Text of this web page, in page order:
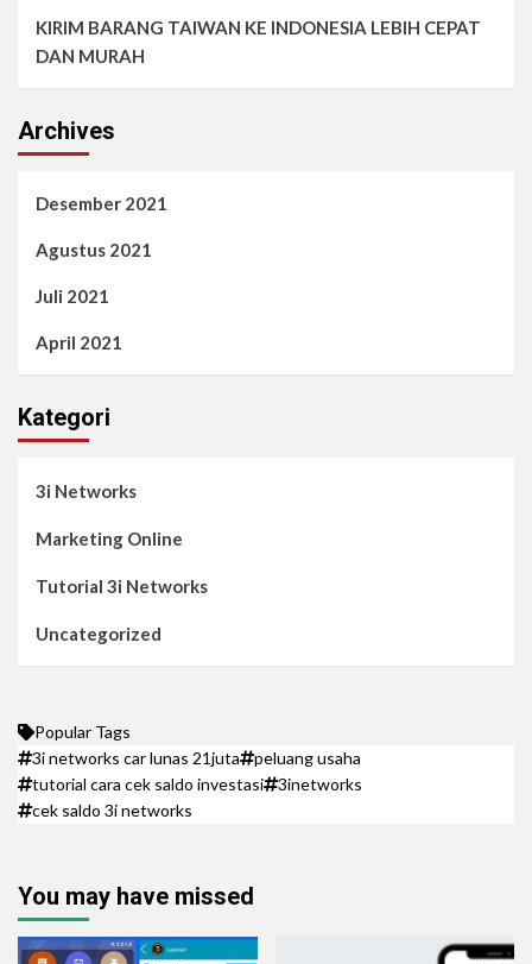
KIRIM BARANG TAIWAN KE INDONESIA LEBIH CEPAT
DAN MURAH
Archives
Desember 2021
Agustus 2021
Juli 2021
April 2021
Kategori
3i Networks
Marketing Online
Tutorial 3i Networks
Uncategorized
Popular Tags
3i networks car lunas 21juta
peluang usaha
tutorial cara cek saldo investasi
3inetworks
cek saldo 3i networks
You may have missed